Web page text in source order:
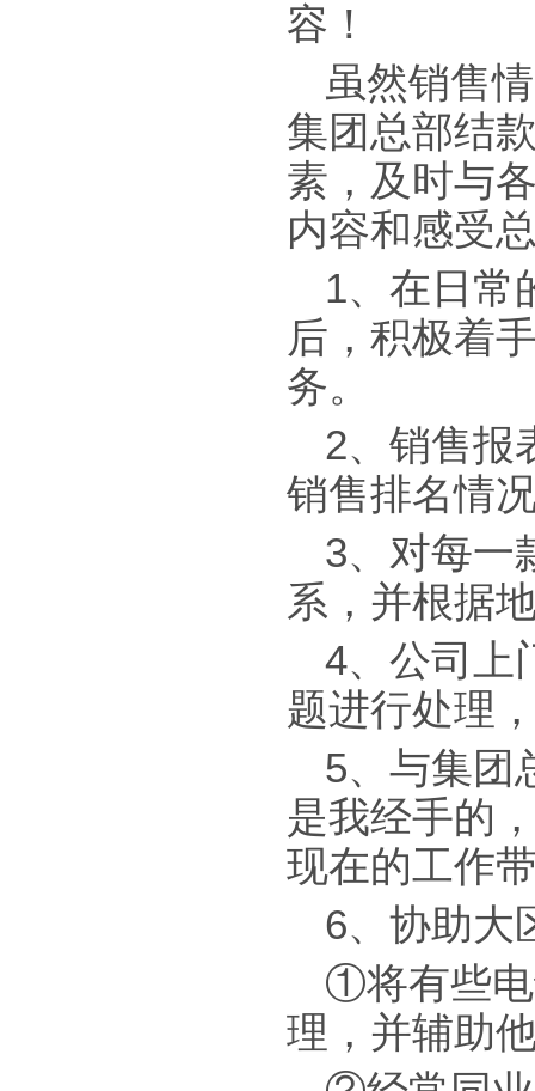
容！
虽然销售
集团总部结
素，及时与
内容和感受
1、在日常
后，积极着
务。
2、销售报
销售排名情
3、对每一
系，并根据
4、公司上
题进行处理
5、与集团
是我经手的
现在的工作
6、协助大
①将有些电
理，并辅助